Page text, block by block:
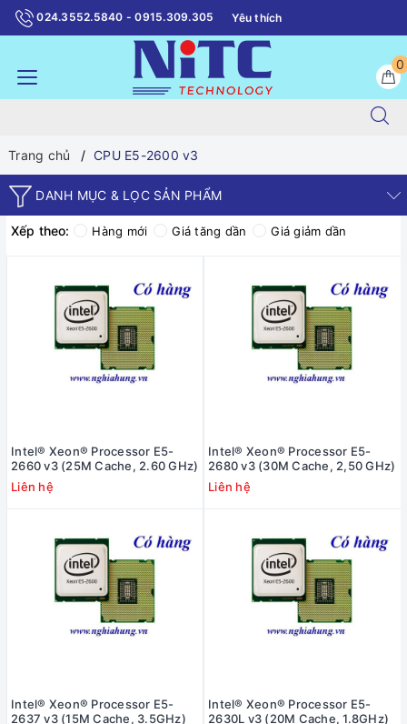
024.3552.5840 - 0915.309.305 Yêu thích
0
Trang chủ CPU E5-2600 v3
DANH MỤC & LỌC SẢN PHẨM
Xếp theo: Hàng mới Giá tăng dần Giá giảm dần
Intel® Xeon® Processor E5-
2660 v3 (25M Cache, 2.60 GHz)
Liên hệ
Intel® Xeon® Processor E5-
2680 v3 (30M Cache, 2,50 GHz)
Liên hệ
Intel® Xeon® Processor E5-
2637 v3 (15M Cache, 3.5GHz)
Intel® Xeon® Processor E5-
2630L v3 (20M Cache, 1.8GHz)